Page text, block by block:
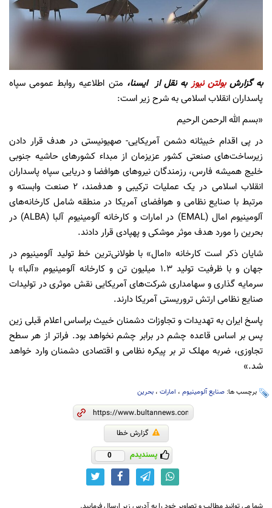
به گزارشبولتن نیوزبه نقل از ایسنا، متن اطلاعیه روابط عمومی سپاه
پاسداران انقلاب اسلامی به شرح زیر است:
«بسم الله الرحمن الرحیم
در پی اقدام خبیثانه دشمن آمریکایی- صهیونیستی در هدف قرار دادن
زیرساخت‌های صنعتی کشور عزیزمان از مبداء کشورهای حاشیه جنوبی
خلیج همیشه فارس، رزمندگان نیروهای هوافضا و دریایی سپاه پاسداران
انقلاب اسلامی در یک عملیات ترکیبی و هدفمند، ۲ صنعت وابسته و
مرتبط با صنایع نظامی و هوافضای آمریکا در منطقه شامل کارخانه‌های
آلومینیوم امال (EMAL) در امارات و کارخانه آلومینیوم آلبا (ALBA) در
بحرین را مورد هدف موثر موشکی و پهپادی قرار دادند.
شایان ذکر است کارخانه «امال» با طولانی‌ترین خط تولید آلومینیوم در
جهان و با ظرفیت تولید ۱.۳ میلیون تن و کارخانه آلومینیوم «آلبا» با
سرمایه گذاری و سهامداری شرکت‌های آمریکایی نقش موثری در تولیدات
صنایع نظامی ارتش تروریستی آمریکا دارند.
پاسخ ایران به تهدیدات و تجاوزات دشمنان خبیث براساس اعلام قبلی زین
پس بر اساس قاعده چشم در برابر چشم نخواهد بود. فراتر از هر سطح
تجاوزی، ضربه مهلک تر بر پیکره نظامی و اقتصادی دشمنان وارد خواهد
شد.»
برچسب ها: صنایع آلومینیوم ، امارات ، بحرین
گزارش خطا
پسندیدم 0